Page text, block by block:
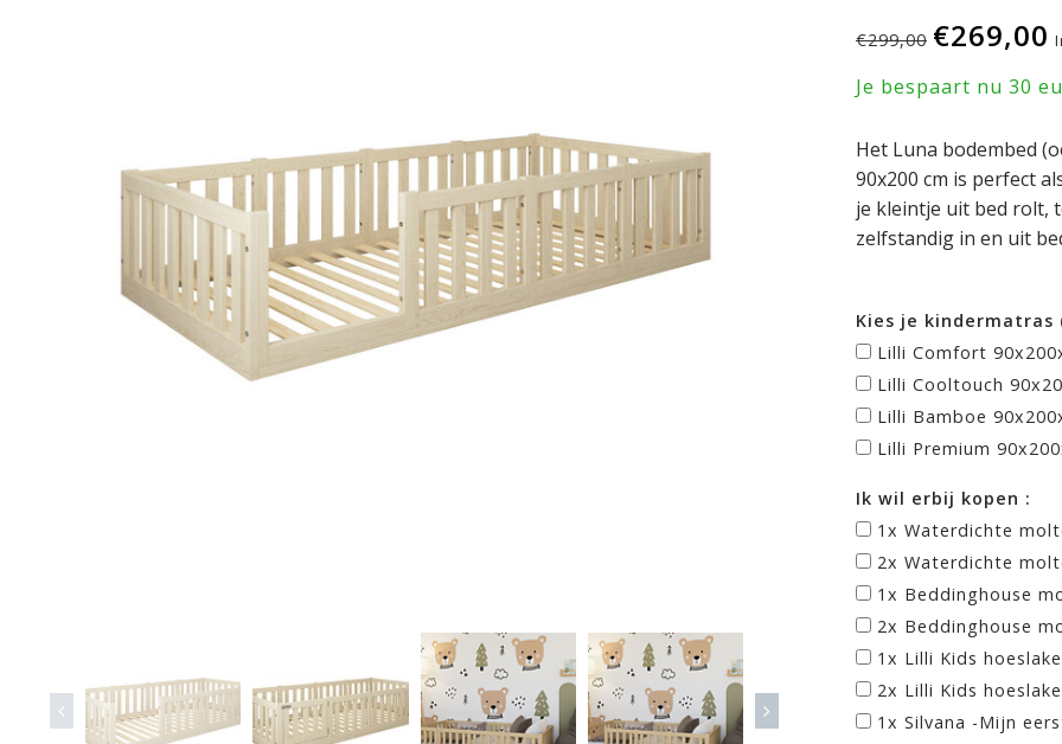
€299,00 €269,00
Je bespaart nu 30
Het Luna bodembed
90x200 cm is perfect
je kleintje uit bed rolt,
zelfstandig in en uit
Kies je kindermatras
Lilli Comfort
Lilli Cooltouch
Lilli Bamboe
Lilli Premium
Ik wil erbij kopen :
1x Waterdichte
2x Waterdichte
1x Beddinghouse
2x Beddinghouse
1x Lilli Kids
2x Lilli Kids
1x Silvana -Mijn